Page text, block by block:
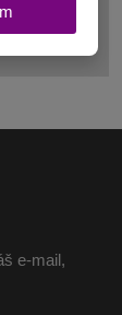
e-mail,